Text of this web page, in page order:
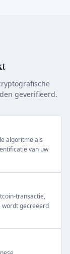
geverifieerd.
algoritme als
van uw
transactie,
gecreëerd